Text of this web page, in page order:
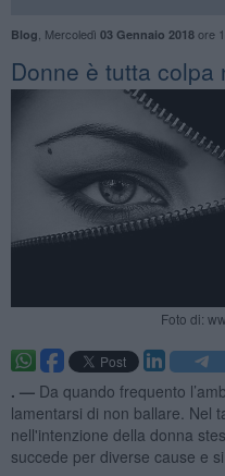
Blog Mercoledì 03 Gennaio 2018ore
Donne è tutta colpa
Foto di:
. — Da quando frequento
lamentarsi di non ballare. Nel
nell'intenzione della donna
succede per diverse cause e